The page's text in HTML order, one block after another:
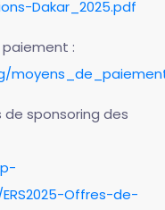
Dakar_2025.pdf
:
sponsoring des
Offres-de-